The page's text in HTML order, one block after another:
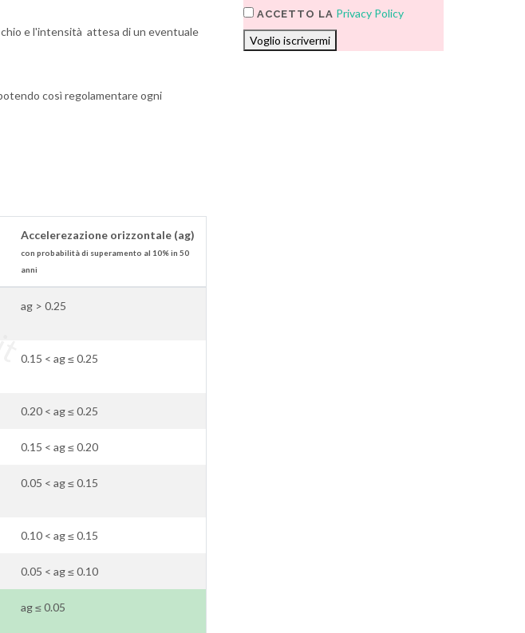
e l'intensità attesa di un eventuale
così regolamentare ogni
Accelerezazione orizzontale (ag)
con probabilità di superamento al 10% in 50
anni
ag > 0.25
0.15 < ag ≤ 0.25
0.20 < ag ≤ 0.25
0.15 < ag ≤ 0.20
0.05 < ag ≤ 0.15
0.10 < ag ≤ 0.15
0.05 < ag ≤ 0.10
ag ≤ 0.05
ACCETTO LA Privacy Policy
Voglio iscrivermi